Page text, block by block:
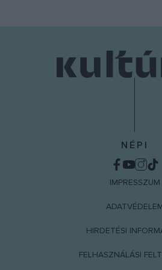
NÉPI
IMPRESSZUM
HIRDETÉSI
FELHASZNÁLÁSI